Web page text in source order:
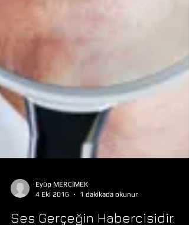
4 Eki 2016
1 dakikada okunur